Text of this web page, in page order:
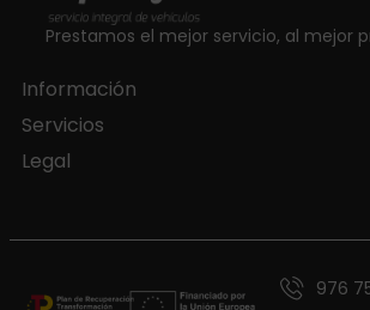
Prestamos el mejor servicio, al mejor
Información
Servicios
Legal
976